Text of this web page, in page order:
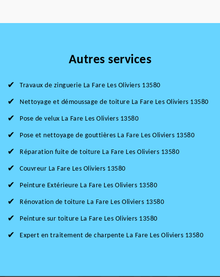
Autres services
Travaux de zinguerie La Fare Les Oliviers 13580
Nettoyage et démoussage de toiture La Fare Les Oliviers 13580
Pose de velux La Fare Les Oliviers 13580
Pose et nettoyage de gouttières La Fare Les Oliviers 13580
Réparation fuite de toiture La Fare Les Oliviers 13580
Couvreur La Fare Les Oliviers 13580
Peinture Extérieure La Fare Les Oliviers 13580
Rénovation de toiture La Fare Les Oliviers 13580
Peinture sur toiture La Fare Les Oliviers 13580
Expert en traitement de charpente La Fare Les Oliviers 13580